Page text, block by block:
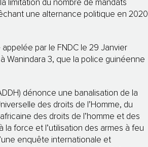
limitation du nombre de mandats
une alternance politique en 2020
par le FNDC le 29 Janvier
Wanindara 3, que la police guinéenne
dénonce une banalisation de la
des droits de l’Homme, du
des droits de l’homme et des
force et l’utilisation des armes à feu
enquête internationale et